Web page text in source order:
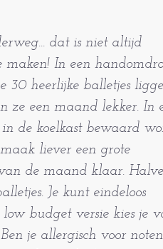
dat is niet altijd
In een
30 heerlijke balletjes
ze een maand lekker. In
de koelkast bewaard
liever een grote
de maand klaar.
Je kunt eindeloos
budget versie kies je
je allergisch voor